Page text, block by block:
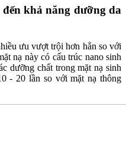
khả năng dưỡng da
ưu vượt trội hơn hẳn so với
nạ này có cấu trúc nano sinh
dưỡng chất trong mặt nạ sinh
- 20 lần so với mặt nạ thông